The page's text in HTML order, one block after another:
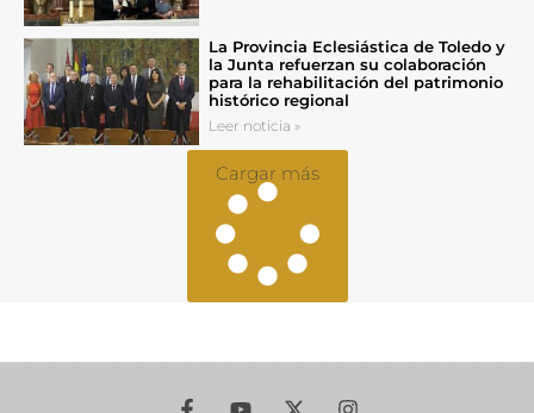
La Provincia Eclesiástica de Toledo y
la Junta refuerzan su colaboración
para la rehabilitación del patrimonio
histórico regional
Leer noticia »
Cargar más